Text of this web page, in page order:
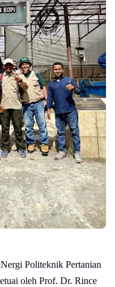
Politeknik Pertanian
oleh Prof. Dr. Rince